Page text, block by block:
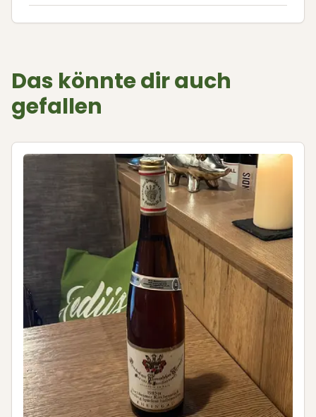
Das könnte dir auch
gefallen